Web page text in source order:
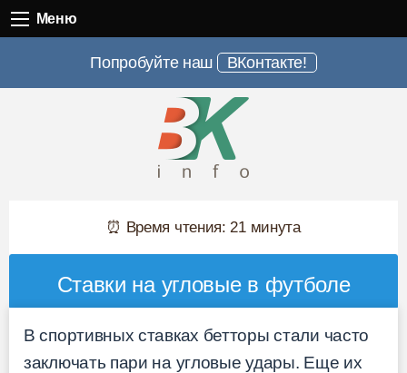
Меню
Попробуйте наш ВКонтакте!
⏰ Время чтения: 21 минута
Ставки на угловые в футболе
В спортивных ставках бетторы стали часто
заключать пари на угловые удары. Еще их